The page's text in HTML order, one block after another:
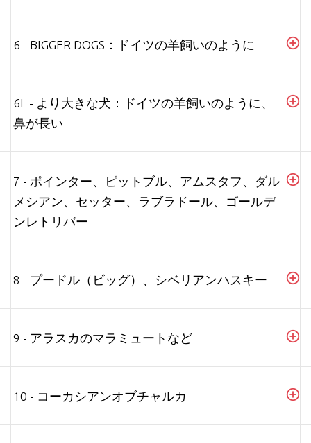
6 - BIGGER DOGS：ドイツの羊飼いのように
6L - より大きな犬：ドイツの羊飼いのように、
鼻が長い
7 - ポインター、ピットブル、アムスタフ、ダル
メシアン、セッター、ラブラドール、ゴールデ
ンレトリバー
8 - プードル（ビッグ）、シベリアンハスキー
9 - アラスカのマラミュートなど
10 - コーカシアンオブチャルカ